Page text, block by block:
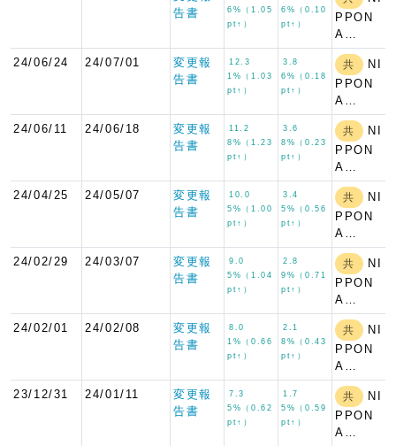
告書
6%（1.05
pt↑）
6%（0.10
pt↑）
PPON
A…
24/06/24 24/07/01
変更報
告書
12.3
1%（1.03
pt↑）
3.8
6%（0.18
pt↑）
共
NI
PPON
A…
24/06/11 24/06/18
変更報
告書
11.2
8%（1.23
pt↑）
3.6
8%（0.23
pt↑）
共
NI
PPON
A…
24/04/25 24/05/07
変更報
告書
10.0
5%（1.00
pt↑）
3.4
5%（0.56
pt↑）
共
NI
PPON
A…
24/02/29 24/03/07
変更報
告書
9.0
5%（1.04
pt↑）
2.8
9%（0.71
pt↑）
共
NI
PPON
A…
24/02/01 24/02/08
変更報
告書
8.0
1%（0.66
pt↑）
2.1
8%（0.43
pt↑）
共
NI
PPON
A…
23/12/31 24/01/11
変更報
告書
7.3
5%（0.62
pt↑）
1.7
5%（0.59
pt↑）
共
NI
PPON
A…